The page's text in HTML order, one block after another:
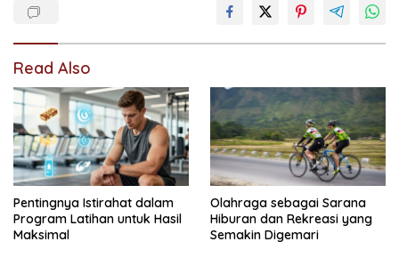
Read Also
Pentingnya Istirahat dalam
Program Latihan untuk Hasil
Maksimal
Olahraga sebagai Sarana
Hiburan dan Rekreasi yang
Semakin Digemari